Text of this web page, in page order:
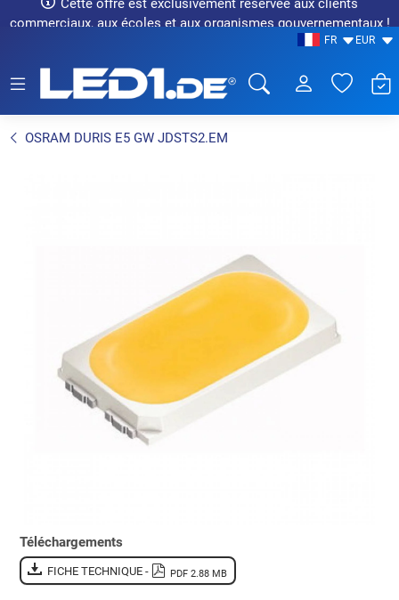
Cette offre est exclusivement réservée aux clients
commerciaux, aux écoles et aux organismes gouvernementaux !
FR EUR
OSRAM DURIS E5 GW JDSTS2.EM
Téléchargements
FICHE TECHNIQUE - PDF 2.88 MB